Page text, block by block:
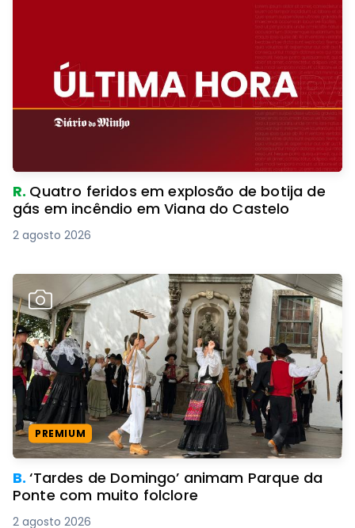
R. Quatro feridos em explosão de botija de
gás em incêndio em Viana do Castelo
2 agosto 2026
PREMIUM
B.‘Tardes de Domingo’ animam Parque da
Ponte com muito folclore
2 agosto 2026